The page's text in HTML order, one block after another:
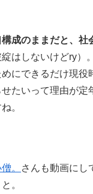
成のままだと、社
綻はしないけどry）
にできるだけ現役
たいって理由が定
。
。
さんも動画にし
。